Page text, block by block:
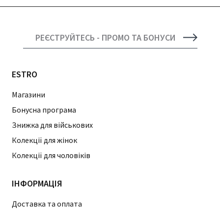
РЕЄСТРУЙТЕСЬ - ПРОМО ТА БОНУСИ
ESTRO
Магазини
Бонусна програма
Знижка для військових
Колекції для жінок
Колекції для чоловіків
ІНФОРМАЦІЯ
Доставка та оплата